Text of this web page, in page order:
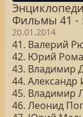
Фильмы 41 -
20.01.2014
41. Валерий
42. Юрий
43. Владимир
44. Александр
45. Владимир
46. Леонид